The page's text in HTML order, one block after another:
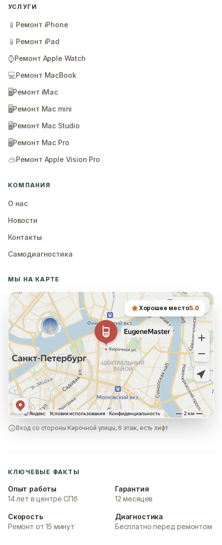
УСЛУГИ
📱 Ремонт iPhone
📱 Ремонт iPad
⌚Ремонт Apple Watch
💻Ремонт MacBook
🖥️Ремонт iMac
🖥️Ремонт Mac mini
🖥️Ремонт Mac Studio
🖥️Ремонт Mac Pro
🥽Ремонт Apple Vision Pro
КОМПАНИЯ
О нас
Новости
Контакты
Самодиагностика
МЫ НА КАРТЕ
Хорошее место5.0
Вход со стороны Кирочной улицы, 6 этаж, есть лифт
КЛЮЧЕВЫЕ ФАКТЫ
Опыт работы
14 лет в центре СПб
Гарантия
12 месяцев
Скорость
Ремонт от 15 минут
Диагностика
Бесплатно перед ремонтом